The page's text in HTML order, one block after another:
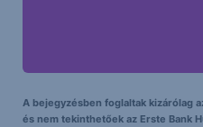
A bejegyzésben foglaltak kizárólag
és nem tekinthetőek az Erste Bank